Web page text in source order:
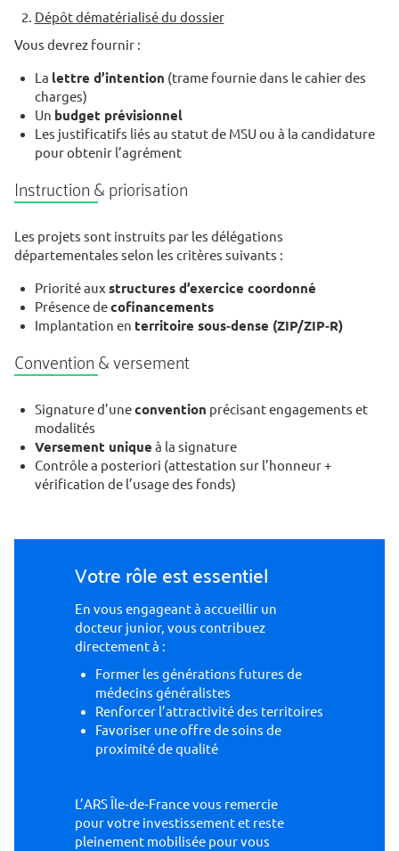
Dépôt dématérialisé du dossier
Vous devrez fournir :
La lettre d’intention (trame fournie dans le cahier des
charges)
Un budget prévisionnel
Les justificatifs liés au statut de MSU ou à la candidature
pour obtenir l’agrément
Instruction & priorisation
Les projets sont instruits par les délégations
départementales selon les critères suivants :
Priorité aux structures d’exercice coordonné
Présence decofinancements
Implantation en territoire sous‑dense (ZIP/ZIP‑R)
Convention & versement
Signature d’uneconvention précisant engagements et
modalités
Versement unique à la signature
Contrôle a posteriori (attestation sur l’honneur +
vérification de l’usage des fonds)
Votre rôle est essentiel
En vous engageant à accueillir un
docteur junior, vous contribuez
directement à :
Former les générations futures de
médecins généralistes
Renforcer l’attractivité des territoires
Favoriser une offre de soins de
proximité de qualité
L’ARS Île‑de‑France vous remercie
pour votre investissement et reste
pleinement mobilisée pour vous